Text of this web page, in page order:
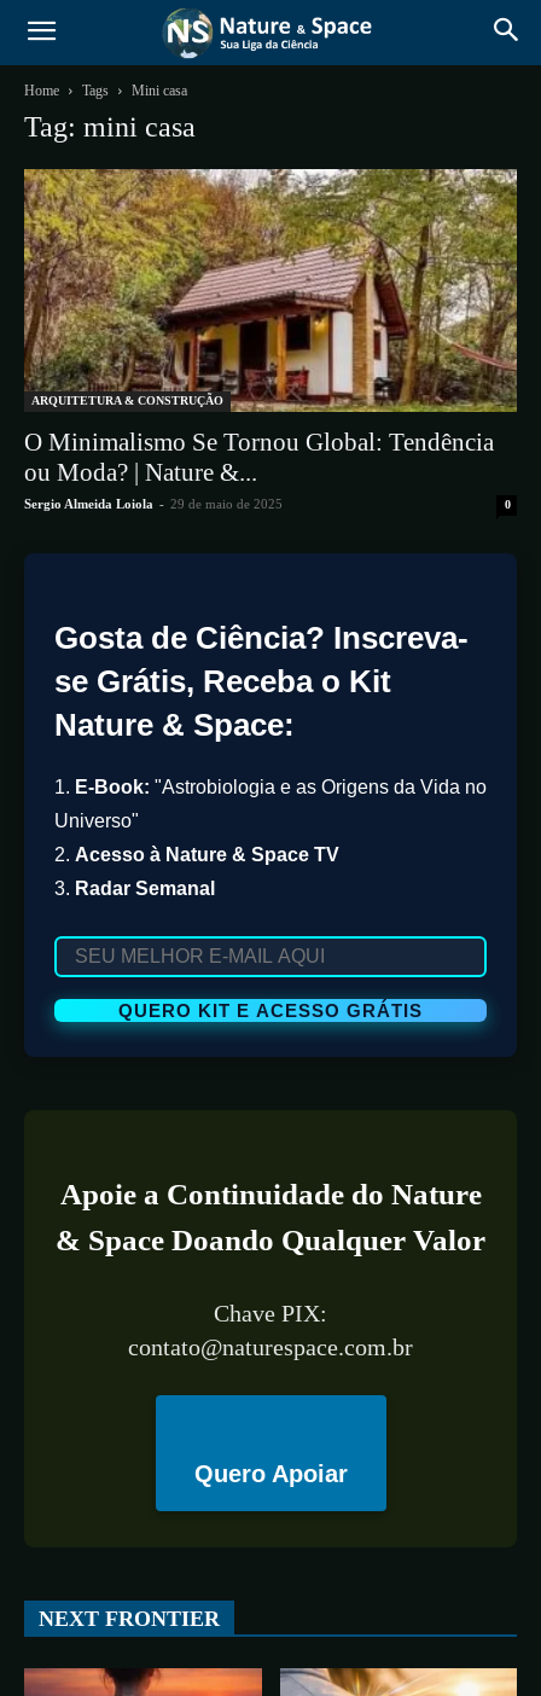
Home Tags Mini casa
Tag: mini casa
ARQUITETURA & CONSTRUÇÃO
O Minimalismo Se Tornou Global: Tendência
ou Moda? | Nature &...
Sergio Almeida Loiola - 29 de maio de 2025 0
Gosta de Ciência? Inscreva-
se Grátis, Receba o Kit
Nature & Space:
1. E-Book: "Astrobiologia e as Origens da Vida no
Universo"
2. Acesso à Nature & Space TV
3. Radar Semanal
Apoie a Continuidade do Nature
& Space Doando Qualquer Valor
Chave PIX:
contato@naturespace.com.br
Quero Apoiar
NEXT FRONTIER